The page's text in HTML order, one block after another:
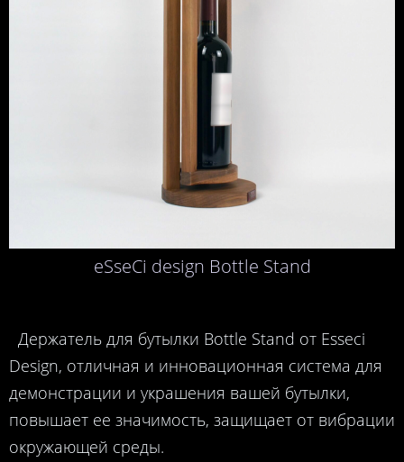
eSseCi design Bottle Stand
Держатель для бутылки Bottle Stand от Esseci
Design, отличная и инновационная система для
демонстрации и украшения вашей бутылки,
повышает ее значимость, защищает от вибрации
окружающей среды.